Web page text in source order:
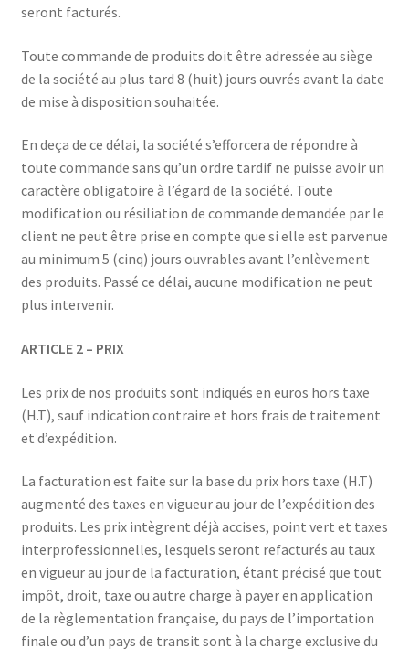
seront facturés.
Toute commande de produits doit être adressée au siège
de la société au plus tard 8 (huit) jours ouvrés avant la date
de mise à disposition souhaitée.
En deça de ce délai, la société s’efforcera de répondre à
toute commande sans qu’un ordre tardif ne puisse avoir un
caractère obligatoire à l’égard de la société. Toute
modification ou résiliation de commande demandée par le
client ne peut être prise en compte que si elle est parvenue
au minimum 5 (cinq) jours ouvrables avant l’enlèvement
des produits. Passé ce délai, aucune modification ne peut
plus intervenir.
ARTICLE 2 – PRIX
Les prix de nos produits sont indiqués en euros hors taxe
(H.T), sauf indication contraire et hors frais de traitement
et d’expédition.
La facturation est faite sur la base du prix hors taxe (H.T)
augmenté des taxes en vigueur au jour de l’expédition des
produits. Les prix intègrent déjà accises, point vert et taxes
interprofessionnelles, lesquels seront refacturés au taux
en vigueur au jour de la facturation, étant précisé que tout
impôt, droit, taxe ou autre charge à payer en application
de la règlementation française, du pays de l’importation
finale ou d’un pays de transit sont à la charge exclusive du